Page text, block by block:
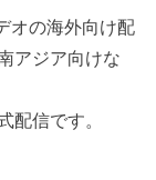
オの海外向け配
アジア向けな
配信です。